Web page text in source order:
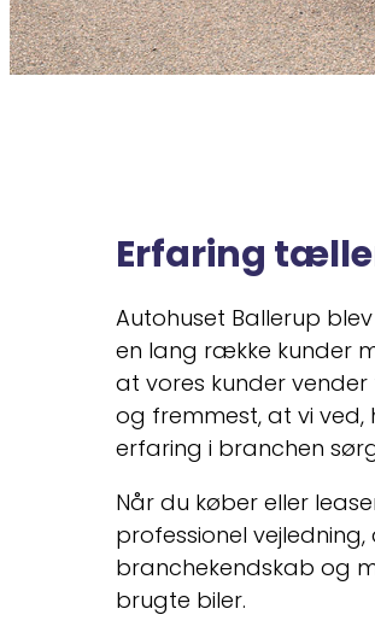
Erfaring
Autohuset Ballerup
en lang række kunder
at vores kunder
og fremmest, at vi
erfaring i branchen
Når du køber eller
professionel
branchekendskab og
brugte biler.